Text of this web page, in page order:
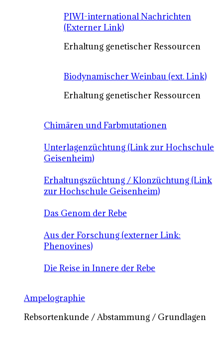
PIWI-international Nachrichten
(Externer Link)
Erhaltung genetischer Ressourcen
Biodynamischer Weinbau (ext. Link)
Erhaltung genetischer Ressourcen
Chimären und Farbmutationen
Unterlagenzüchtung (Link zur Hochschule
Geisenheim)
Erhaltungszüchtung / Klonzüchtung (Link
zur Hochschule Geisenheim)
Das Genom der Rebe
Aus der Forschung (externer Link:
Phenovines)
Die Reise in Innere der Rebe
Ampelographie
Rebsortenkunde / Abstammung / Grundlagen